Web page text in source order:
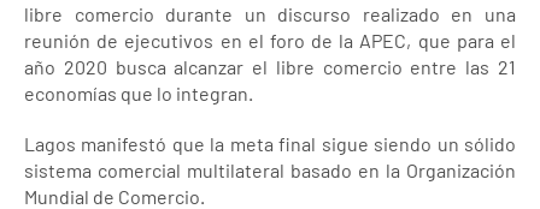
libre comercio durante un discurso realizado en una
reunión de ejecutivos en el foro de la APEC, que para el
año 2020 busca alcanzar el libre comercio entre las 21
economías que lo integran.
Lagos manifestó que la meta final sigue siendo un sólido
sistema comercial multilateral basado en la Organización
Mundial de Comercio.